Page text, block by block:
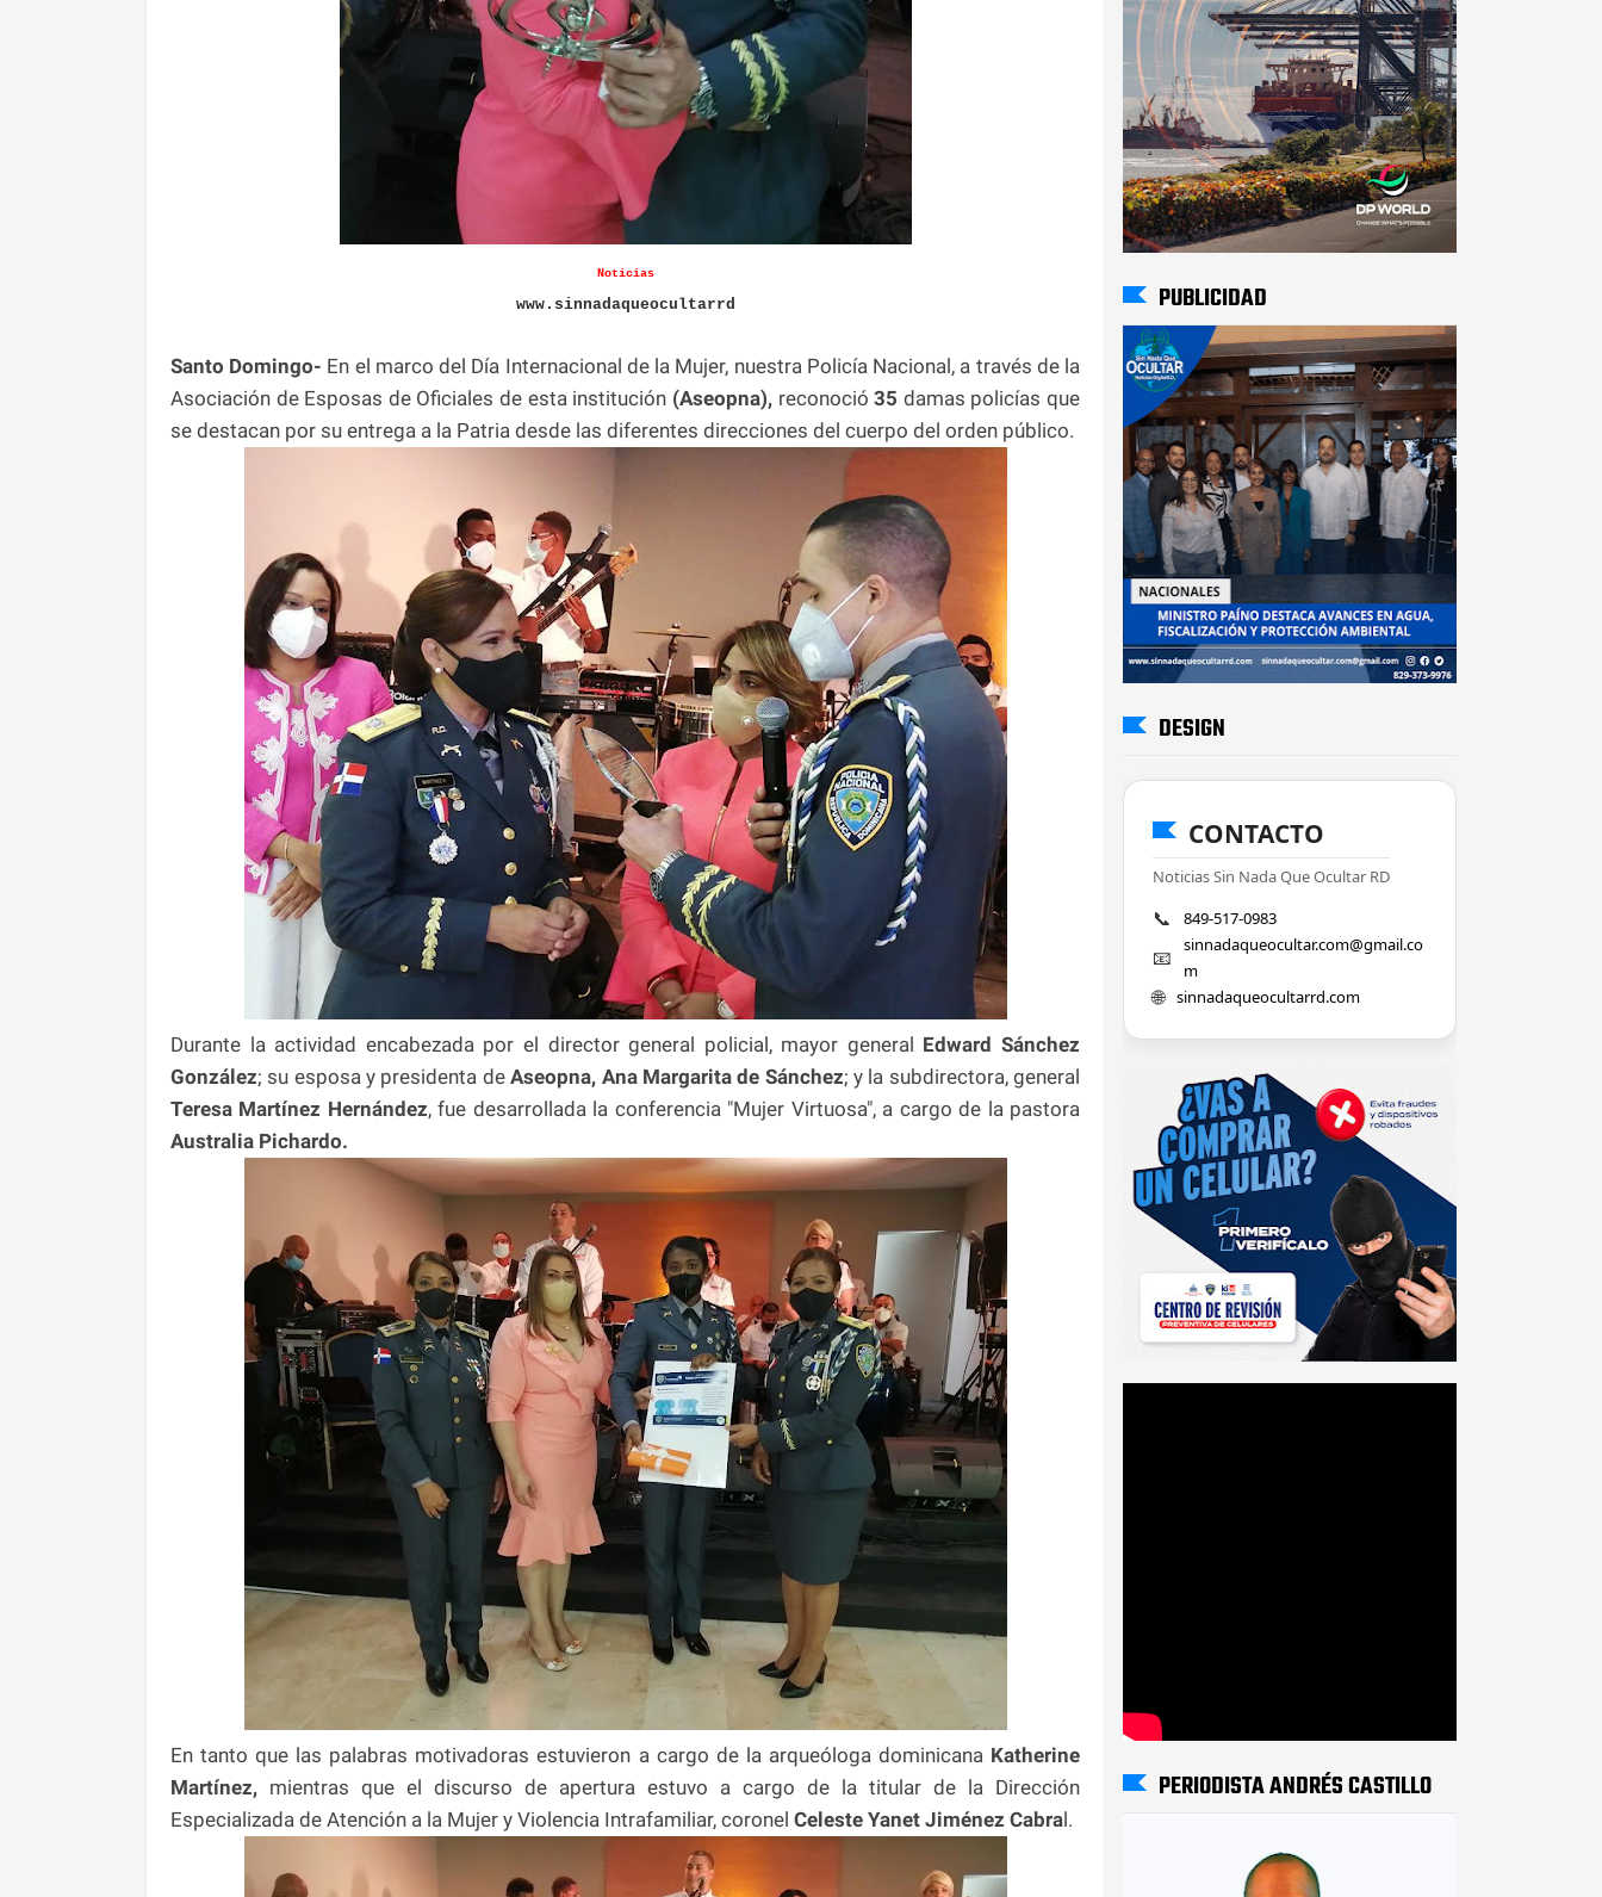
Noticias
www.sinnadaqueocultarrd
Santo Domingo- En el marco del Día Internacional de la Mujer, nuestra Policía Nacional, a través de la
Asociación de Esposas de Oficiales de esta institución (Aseopna),reconoció 35 damas policías que
se destacan por su entrega a la Patria desde las diferentes direcciones del cuerpo del orden público.
Durante la actividad encabezada por el director general policial, mayor general Edward Sánchez
González; su esposa y presidenta deAseopna, Ana Margarita de Sánchez; y la subdirectora, general
Teresa Martínez Hernández, fue desarrollada la conferencia "Mujer Virtuosa", a cargo de la pastora
Australia Pichardo.
En tanto que las palabras motivadoras estuvieron a cargo de la arqueóloga dominicana Katherine
Martínez, mientras que el discurso de apertura estuvo a cargo de la titular de la Dirección
Especializada de Atención a la Mujer y Violencia Intrafamiliar, coronel Celeste Yanet Jiménez Cabral.
PUBLICIDAD
DESIGN
CONTACTO
Noticias Sin Nada Que Ocultar RD
📞 849-517-0983
📧
sinnadaqueocultar.com@gmail.co
m
🌐 sinnadaqueocultarrd.com
PERIODISTA ANDRÉS CASTILLO